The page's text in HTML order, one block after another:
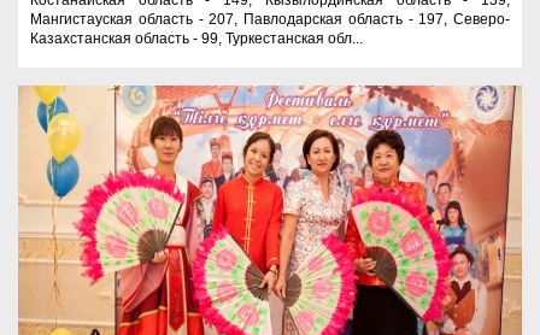
Мангистауская область - 207, Павлодарская область - 197, Северо-
Казахстанская область - 99, Туркестанская обл...